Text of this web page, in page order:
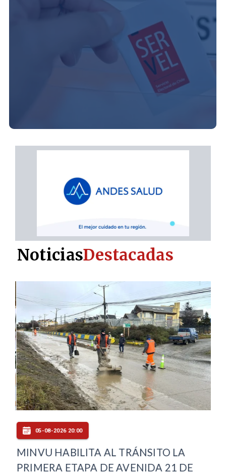
05-08-2026 20:00
MINVU HABILITA AL TRÁNSITO LA
PRIMERA ETAPA DE AVENIDA 21 DE
NoticiasDestacadas